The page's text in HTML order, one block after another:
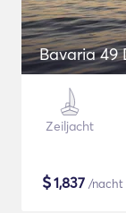
Bavaria 49
Zeiljacht
$1,837 /nacht